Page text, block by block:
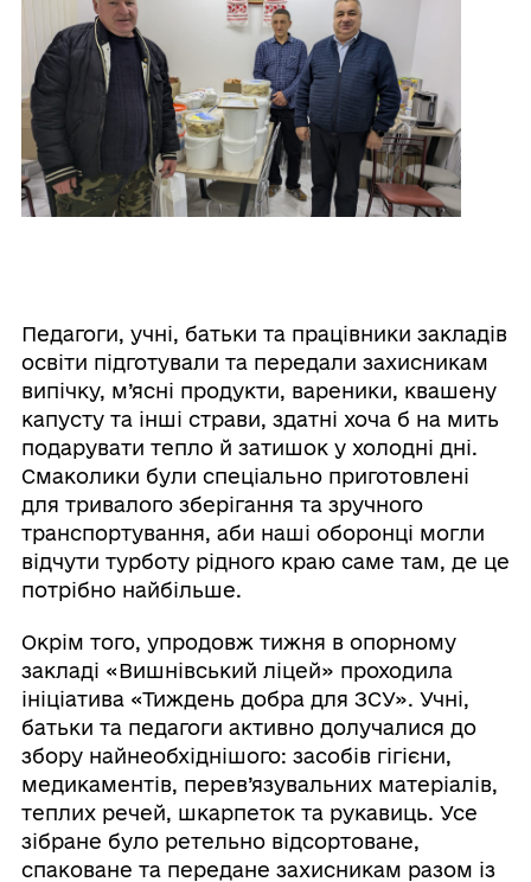
Педагоги, учні, батьки та працівники закладів
освіти підготували та передали захисникам
випічку, м’ясні продукти, вареники, квашену
капусту та інші страви, здатні хоча б на мить
подарувати тепло й затишок у холодні дні.
Смаколики були спеціально приготовлені
для тривалого зберігання та зручного
транспортування, аби наші оборонці могли
відчути турботу рідного краю саме там, де це
потрібно найбільше.
Окрім того, упродовж тижня в опорному
закладі «Вишнівський ліцей» проходила
ініціатива «Тиждень добра для ЗСУ». Учні,
батьки та педагоги активно долучалися до
збору найнеобхіднішого: засобів гігієни,
медикаментів, перев’язувальних матеріалів,
теплих речей, шкарпеток та рукавиць. Усе
зібране було ретельно відсортоване,
спаковане та передане захисникам разом із